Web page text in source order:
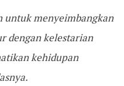
untuk menyeimbangkan
dengan kelestarian
kehidupan